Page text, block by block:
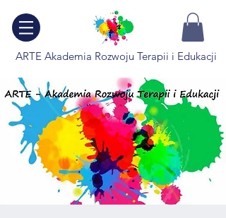
ARTE Akademia Rozwoju Terapii i Edukacji